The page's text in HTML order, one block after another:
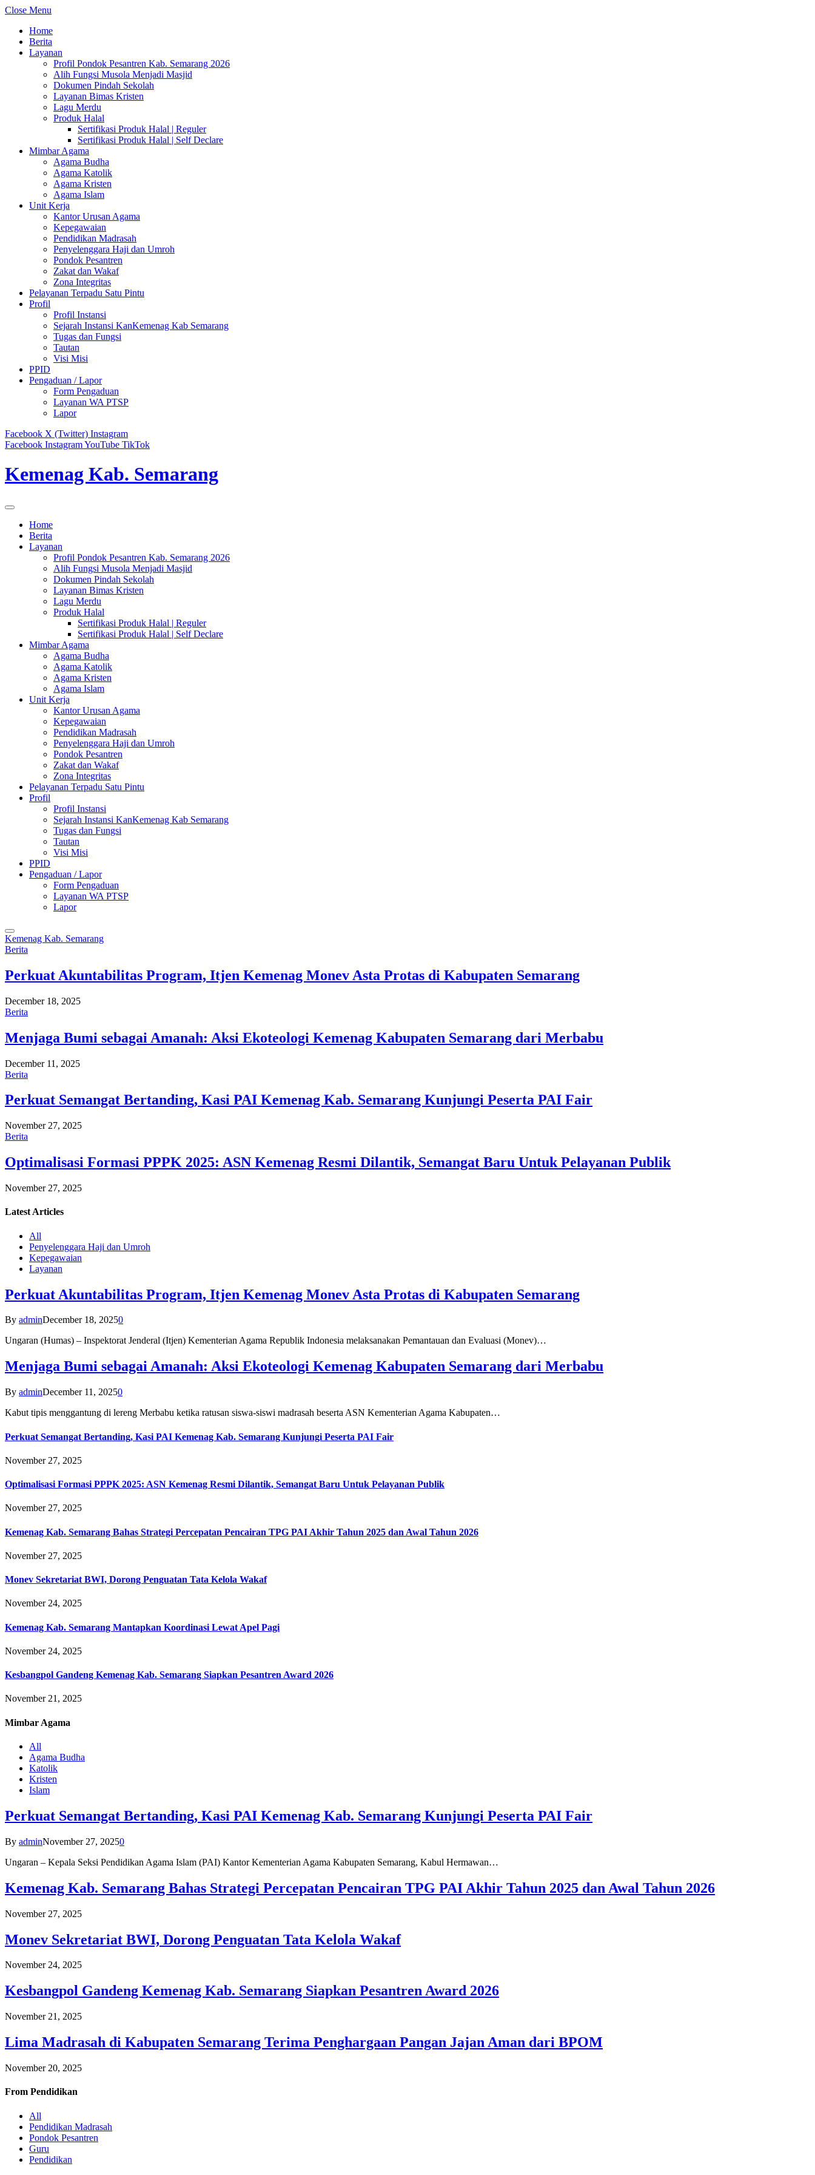
Close Menu
Home
Berita
Layanan
Profil Pondok Pesantren Kab. Semarang 2026
Alih Fungsi Musola Menjadi Masjid
Dokumen Pindah Sekolah
Layanan Bimas Kristen
Lagu Merdu
Produk Halal
Sertifikasi Produk Halal | Reguler
Sertifikasi Produk Halal | Self Declare
Mimbar Agama
Agama Budha
Agama Katolik
Agama Kristen
Agama Islam
Unit Kerja
Kantor Urusan Agama
Kepegawaian
Pendidikan Madrasah
Penyelenggara Haji dan Umroh
Pondok Pesantren
Zakat dan Wakaf
Zona Integritas
Pelayanan Terpadu Satu Pintu
Profil
Profil Instansi
Sejarah Instansi KanKemenag Kab Semarang
Tugas dan Fungsi
Tautan
Visi Misi
PPID
Pengaduan / Lapor
Form Pengaduan
Layanan WA PTSP
Lapor
Facebook X (Twitter) Instagram
Facebook InstagramYouTube TikTok
Kemenag Kab. Semarang
Home
Berita
Layanan
Profil Pondok Pesantren Kab. Semarang 2026
Alih Fungsi Musola Menjadi Masjid
Dokumen Pindah Sekolah
Layanan Bimas Kristen
Lagu Merdu
Produk Halal
Sertifikasi Produk Halal | Reguler
Sertifikasi Produk Halal | Self Declare
Mimbar Agama
Agama Budha
Agama Katolik
Agama Kristen
Agama Islam
Unit Kerja
Kantor Urusan Agama
Kepegawaian
Pendidikan Madrasah
Penyelenggara Haji dan Umroh
Pondok Pesantren
Zakat dan Wakaf
Zona Integritas
Pelayanan Terpadu Satu Pintu
Profil
Profil Instansi
Sejarah Instansi KanKemenag Kab Semarang
Tugas dan Fungsi
Tautan
Visi Misi
PPID
Pengaduan / Lapor
Form Pengaduan
Layanan WA PTSP
Lapor
Kemenag Kab. Semarang
Berita
Perkuat Akuntabilitas Program, Itjen Kemenag Monev Asta Protas di Kabupaten Semarang
December 18, 2025
Berita
Menjaga Bumi sebagai Amanah: Aksi Ekoteologi Kemenag Kabupaten Semarang dari Merbabu
December 11, 2025
Berita
Perkuat Semangat Bertanding, Kasi PAI Kemenag Kab. Semarang Kunjungi Peserta PAI Fair
November 27, 2025
Berita
Optimalisasi Formasi PPPK 2025: ASN Kemenag Resmi Dilantik, Semangat Baru Untuk Pelayanan Publik
November 27, 2025
Latest Articles
All
Penyelenggara Haji dan Umroh
Kepegawaian
Layanan
Perkuat Akuntabilitas Program, Itjen Kemenag Monev Asta Protas di Kabupaten Semarang
By adminDecember 18, 20250
Ungaran (Humas) – Inspektorat Jenderal (Itjen) Kementerian Agama Republik Indonesia melaksanakan Pemantauan dan Evaluasi (Monev)…
Menjaga Bumi sebagai Amanah: Aksi Ekoteologi Kemenag Kabupaten Semarang dari Merbabu
By adminDecember 11, 20250
Kabut tipis menggantung di lereng Merbabu ketika ratusan siswa-siswi madrasah beserta ASN Kementerian Agama Kabupaten…
Perkuat Semangat Bertanding, Kasi PAI Kemenag Kab. Semarang Kunjungi Peserta PAI Fair
November 27, 2025
Optimalisasi Formasi PPPK 2025: ASN Kemenag Resmi Dilantik, Semangat Baru Untuk Pelayanan Publik
November 27, 2025
Kemenag Kab. Semarang Bahas Strategi Percepatan Pencairan TPG PAI Akhir Tahun 2025 dan Awal Tahun 2026
November 27, 2025
Monev Sekretariat BWI, Dorong Penguatan Tata Kelola Wakaf
November 24, 2025
Kemenag Kab. Semarang Mantapkan Koordinasi Lewat Apel Pagi
November 24, 2025
Kesbangpol Gandeng Kemenag Kab. Semarang Siapkan Pesantren Award 2026
November 21, 2025
Mimbar Agama
All
Agama Budha
Katolik
Kristen
Islam
Perkuat Semangat Bertanding, Kasi PAI Kemenag Kab. Semarang Kunjungi Peserta PAI Fair
By adminNovember 27, 20250
Ungaran – Kepala Seksi Pendidikan Agama Islam (PAI) Kantor Kementerian Agama Kabupaten Semarang, Kabul Hermawan…
Kemenag Kab. Semarang Bahas Strategi Percepatan Pencairan TPG PAI Akhir Tahun 2025 dan Awal Tahun 2026
November 27, 2025
Monev Sekretariat BWI, Dorong Penguatan Tata Kelola Wakaf
November 24, 2025
Kesbangpol Gandeng Kemenag Kab. Semarang Siapkan Pesantren Award 2026
November 21, 2025
Lima Madrasah di Kabupaten Semarang Terima Penghargaan Pangan Jajan Aman dari BPOM
November 20, 2025
From Pendidikan
All
Pendidikan Madrasah
Pondok Pesantren
Guru
Pendidikan